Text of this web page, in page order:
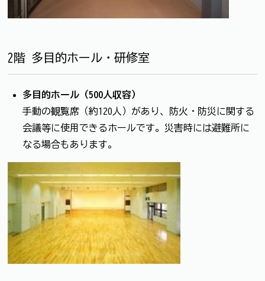
2階 多目的ホール・研修室
多目的ホール（500人収容）
手動の観覧席（約120人）があり、防火・防災に関する
会議等に使用できるホールです。災害時には避難所に
なる場合もあります。